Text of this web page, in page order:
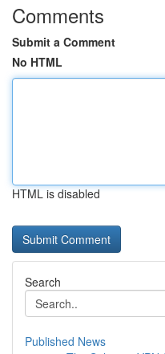
Comments
Submit a Comment
No HTML
HTML is disabled
Search
Published News